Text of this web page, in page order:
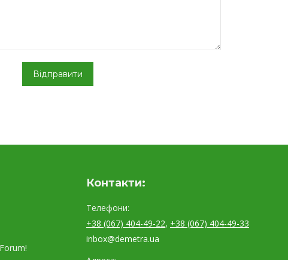
Контакти:
Телефони:
+38 (067) 404-49-22, +38 (067) 404-49-33
inbox@demetra.ua